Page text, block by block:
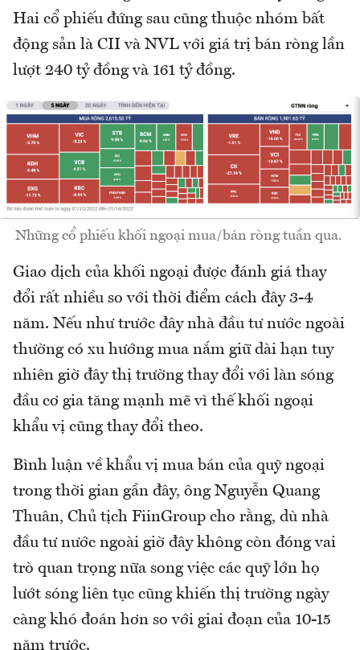
Hai cổ phiếu đứng sau cũng thuộc nhóm bất
động sản là CII và NVL với giá trị bán ròng lần
lượt 240 tỷ đồng và 161 tỷ đồng.
Những cổ phiếu khối ngoại mua/bán ròng tuần qua.
Giao dịch của khối ngoại được đánh giá thay
đổi rất nhiều so với thời điểm cách đây 3-4
năm. Nếu như trước đây nhà đầu tư nước ngoài
thường có xu hướng mua nắm giữ dài hạn tuy
nhiên giờ đây thị trường thay đổi với làn sóng
đầu cơ gia tăng mạnh mẽ vì thế khối ngoại
khẩu vị cũng thay đổi theo.
Bình luận về khẩu vị mua bán của quỹ ngoại
trong thời gian gần đây, ông Nguyễn Quang
Thuân, Chủ tịch FiinGroup cho rằng, dù nhà
đầu tư nước ngoài giờ đây không còn đóng vai
trò quan trọng nữa song việc các quỹ lớn họ
lướt sóng liên tục cũng khiến thị trường ngày
càng khó đoán hơn so với giai đoạn của 10-15
năm trước.